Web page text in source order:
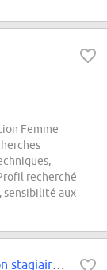
Femme
recherché
sensibilité aux